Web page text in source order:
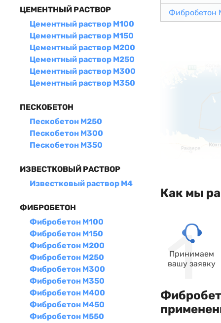
ЦЕМЕНТНЫЙ РАСТВОР
Цементный раствор М100
Цементный раствор М150
Цементный раствор М200
Цементный раствор М250
Цементный раствор М300
Цементный раствор М350
ПЕСКОБЕТОН
Пескобетон М250
Пескобетон М300
Пескобетон М350
ИЗВЕСТКОВЫЙ РАСТВОР
Известковый раствор М4
ФИБРОБЕТОН
Фибробетон М100
Фибробетон М150
Фибробетон М200
Фибробетон М250
Фибробетон М300
Фибробетон М350
Фибробетон М400
Фибробетон М450
Фибробетон М550
Фибробетон
Как мы
Принимаем
вашу заявку